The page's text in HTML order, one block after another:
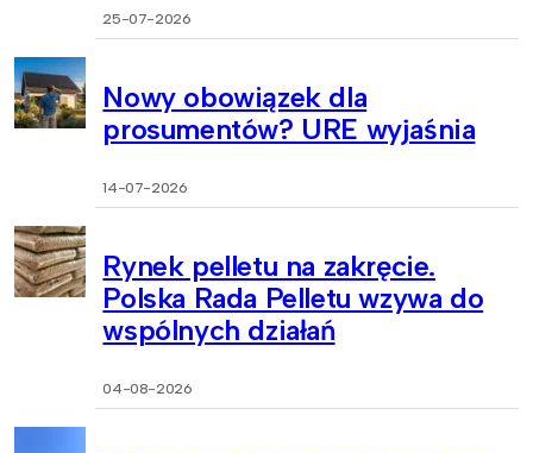
25-07-2026
Nowy obowiązek dla
prosumentów? URE wyjaśnia
14-07-2026
Rynek pelletu na zakręcie.
Polska Rada Pelletu wzywa do
wspólnych działań
04-08-2026